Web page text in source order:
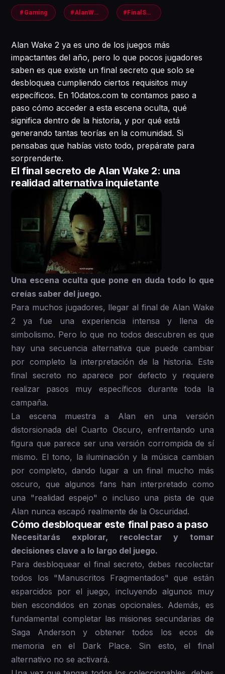
#Gaming #AlanWake2 #FinalSecreto
Alan Wake 2 ya es uno de los juegos más
impactantes del año, pero lo que pocos jugadores
saben es que existe un final secreto que solo se
desbloquea cumpliendo ciertos requisitos muy
específicos. En 10datos.com te contamos paso a
paso cómo acceder a esta escena oculta, qué
significa dentro de la historia, y por qué está
generando tantas teorías en la comunidad. Si
pensabas que habías visto todo, prepárate para
sorprenderte.
El final secreto de Alan Wake 2: una
realidad alternativa inquietante
Una escena oculta que pone en duda todo lo que
creías saber del juego.
Para muchos jugadores, llegar al final de Alan Wake
2 ya fue una experiencia intensa y llena de
simbolismo. Pero lo que no todos descubren es que
hay una secuencia alternativa que puede cambiar
por completo la interpretación de la historia. Este
final secreto no aparece por defecto y requiere
realizar pasos muy específicos durante toda la
campaña.
La escena muestra a Alan en una versión
distorsionada del Cuarto Oscuro, enfrentando una
figura que parece ser una versión corrompida de sí
mismo. El tono, la iluminación y la música cambian
por completo, dando lugar a un final mucho más
oscuro, que algunos fans han interpretado como
una "realidad espejo" o incluso una pista de que
Alan nunca escapó realmente de la Oscuridad.
Cómo desbloquear este final paso a paso
Necesitarás explorar, recolectar y tomar
decisiones clave a lo largo del juego.
Para desbloquear el final secreto, debes recolectar
todos los "Manuscritos Fragmentados" que están
esparcidos por el juego, incluyendo algunos muy
bien escondidos en zonas opcionales. Además, es
fundamental completar las misiones secundarias de
Saga Anderson y obtener todos los ecos de
memoria en el Dark Place. Sin esto, el final
alternativo no se activará.